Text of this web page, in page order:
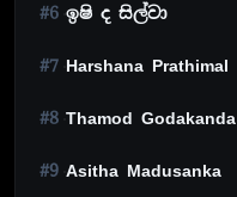
#6 ඉෂි ද සිල්වා
#7 Harshana Prathimal
#8 Thamod Godakanda
#9 Asitha Madusanka